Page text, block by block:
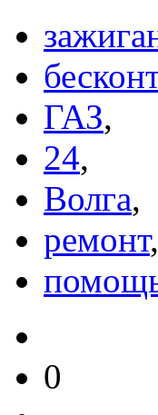
ГАЗ,
24,
Волга,
ремонт,
0